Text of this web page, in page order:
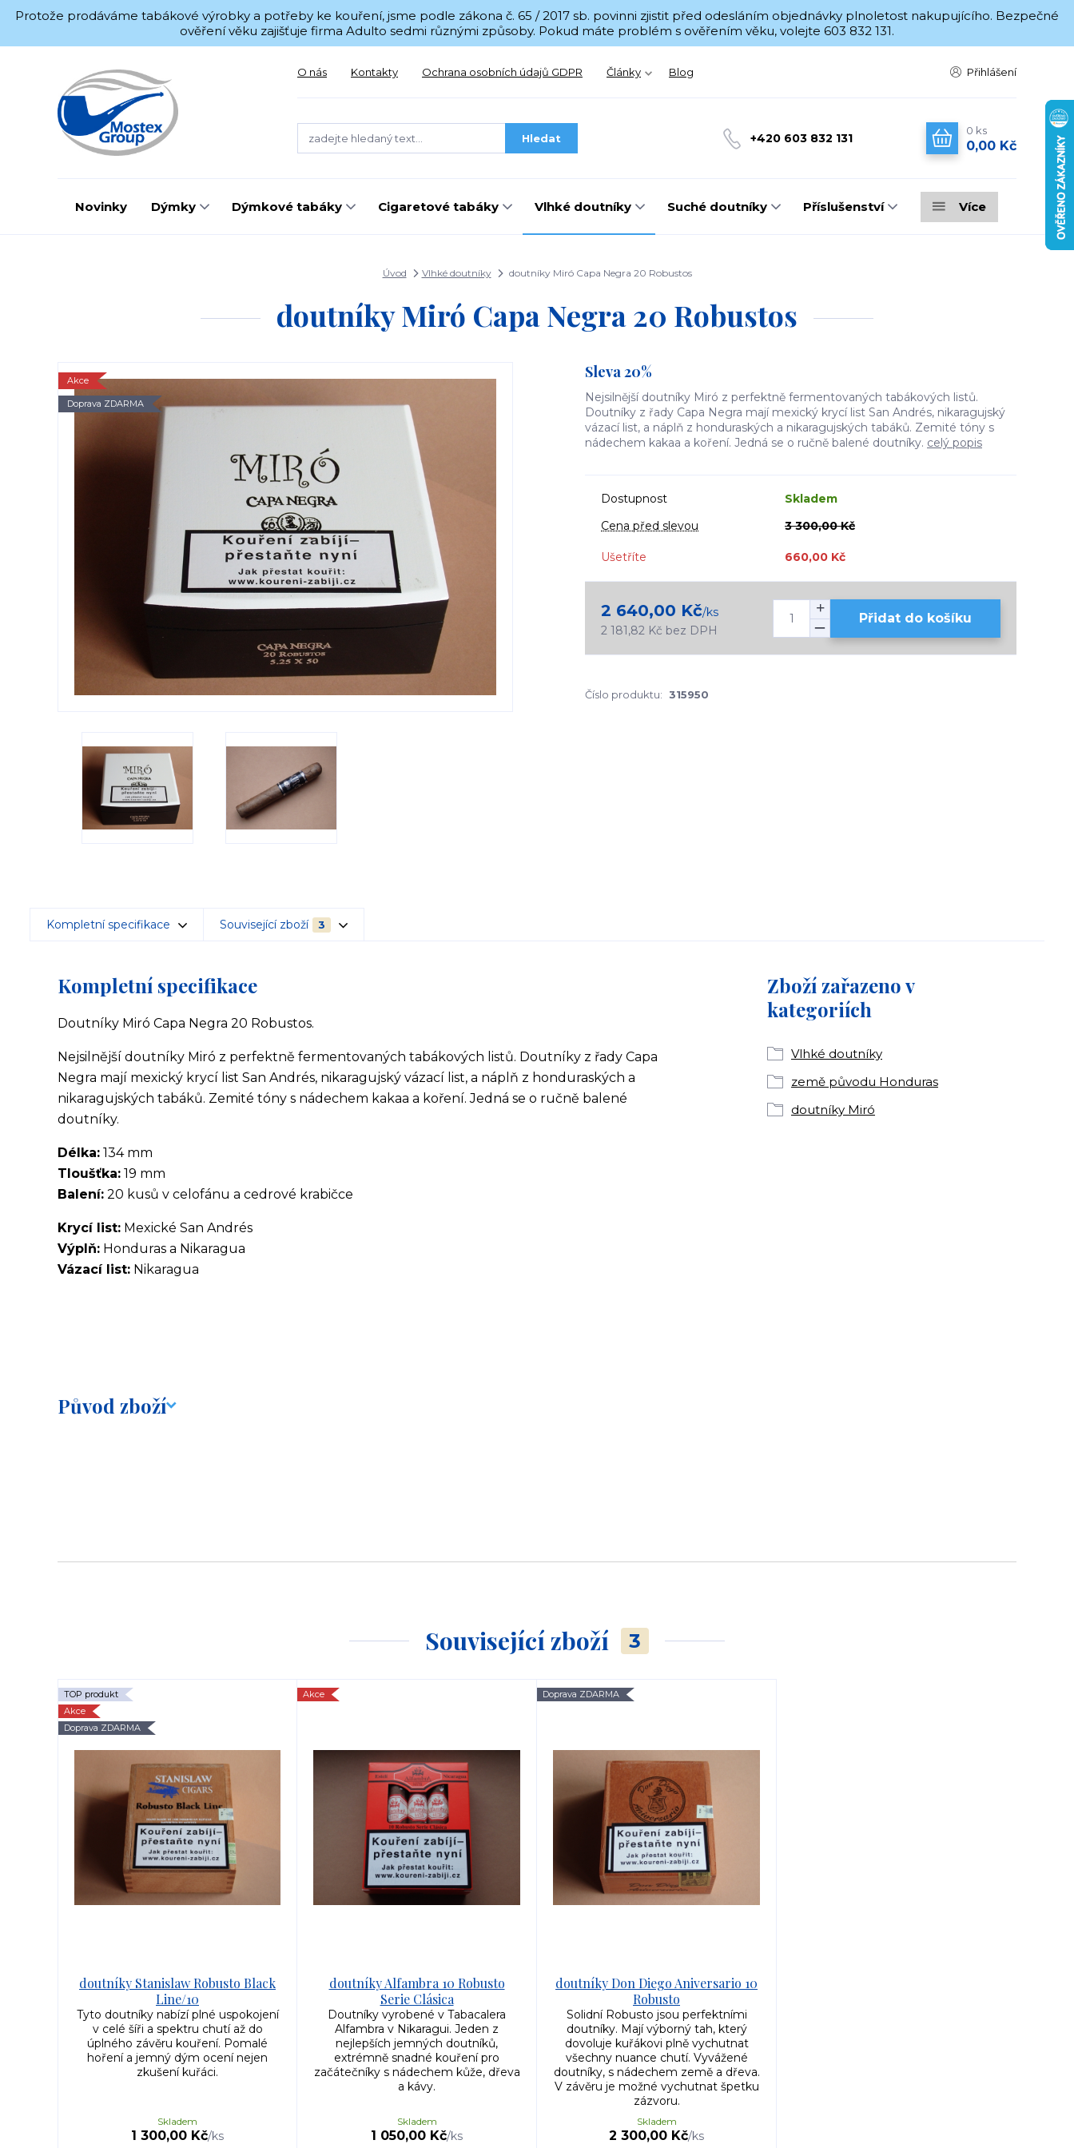
Protože prodáváme tabákové výrobky a potřeby ke kouření, jsme podle zákona č. 65 / 2017 sb. povinni zjistit před odesláním objednávky plnoletost nakupujícího. Bezpečné
ověření věku zajišťuje firma Adulto sedmi různými způsoby. Pokud máte problém s ověřením věku, volejte 603 832 131.
O nás Kontakty Ochrana osobních údajů GDPR Články Blog Přihlášení
Hledat +420 603 832 131
0 ks
0,00 Kč
Novinky Dýmky Dýmkové tabáky Cigaretové tabáky Vlhké doutníky Suché doutníky Příslušenství Více
Úvod Vlhké doutníky doutníky Miró Capa Negra 20 Robustos
doutníky Miró Capa Negra 20 Robustos
Akce
Doprava ZDARMA
Sleva 20%
Nejsilnější doutníky Miró z perfektně fermentovaných tabákových listů.
Doutníky z řady Capa Negra mají mexický krycí list San Andrés, nikaragujský
vázací list, a náplň z honduraských a nikaragujských tabáků. Zemité tóny s
nádechem kakaa a koření. Jedná se o ručně balené doutníky. celý popis
Dostupnost
Skladem
Cena před slevou
3 300,00 Kč
Ušetříte 660,00 Kč
2 640,00 Kč/ks
2 181,82 Kč bez DPH
Přidat do košíku
Číslo produktu: 315950
Kompletní specifikace Související zboží 3
Kompletní specifikace
Doutníky Miró Capa Negra 20 Robustos.
Nejsilnější doutníky Miró z perfektně fermentovaných tabákových listů. Doutníky z řady Capa
Negra mají mexický krycí list San Andrés, nikaragujský vázací list, a náplň z honduraských a
nikaragujských tabáků. Zemité tóny s nádechem kakaa a koření. Jedná se o ručně balené
doutníky.
Délka: 134 mm
Tloušťka: 19 mm
Balení: 20 kusů v celofánu a cedrové krabičce
Krycí list: Mexické San Andrés
Výplň: Honduras a Nikaragua
Vázací list: Nikaragua
Původ zboží
Zboží zařazeno v
kategoriích
Vlhké doutníky
země původu Honduras
doutníky Miró
Související zboží 3
TOP produkt
Akce
Doprava ZDARMA
doutníky Stanislaw Robusto Black
Line/10
Tyto doutníky nabízí plné uspokojení
v celé šíři a spektru chutí až do
úplného závěru kouření. Pomalé
hoření a jemný dým ocení nejen
zkušení kuřáci.
1 300,00 Kč/ks
Skladem
Akce
doutníky Alfambra 10 Robusto
Serie Clásica
Doutníky vyrobené v Tabacalera
Alfambra v Nikaragui. Jeden z
nejlepších jemných doutníků,
extrémně snadné kouření pro
začátečníky s nádechem kůže, dřeva
a kávy.
1 050,00 Kč/ks
Skladem
Doprava ZDARMA
doutníky Don Diego Aniversario 10
Robusto
Solidní Robusto jsou perfektními
doutníky. Mají výborný tah, který
dovoluje kuřákovi plně vychutnat
všechny nuance chutí. Vyvážené
doutníky, s nádechem země a dřeva.
V závěru je možné vychutnat špetku
zázvoru.
2 300,00 Kč/ks
Skladem